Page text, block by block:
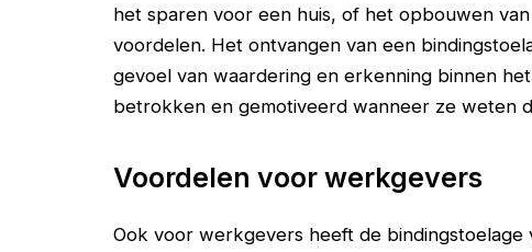
het sparen voor een huis, of het opbouwen
voordelen. Het ontvangen van een
gevoel van waardering en erkenning binnen
betrokken en gemotiveerd wanneer ze weten
Voordelen voor werkgevers
Ook voor werkgevers heeft de